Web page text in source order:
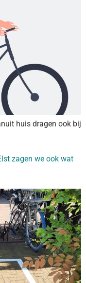
huis dragen ook bij
zagen we ook wat